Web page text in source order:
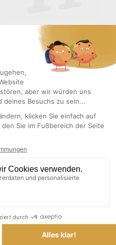
BUCHSTABE H IN WHITE
WOOD
3,96 €INKL. MWST.
IN DEN WARENKORB LEGEN
WOOD
3,96 €INKL. MWST.